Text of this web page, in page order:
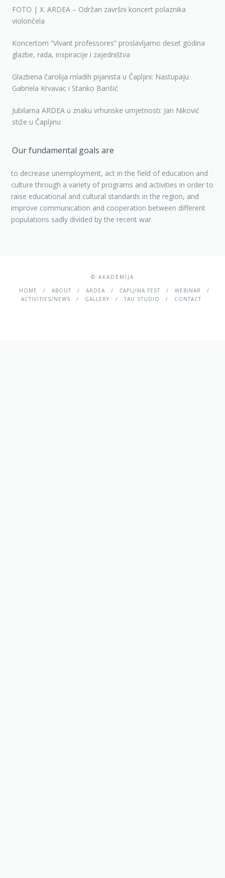
FOTO | X. ARDEA – Održan završni koncert polaznika
violončela
Koncertom “Vivant professores” proslavljamo deset godina
glazbe, rada, inspiracije i zajedništva
Glazbena čarolija mladih pijanista u Čapljini: Nastupaju
Gabriela Krvavac i Stanko Barišić
Jubilarna ARDEA u znaku vrhunske umjetnosti: Jan Niković
stiže u Čapljinu
Our fundamental goals are
to decrease unemployment, act in the field of education and
culture through a variety of programs and activities in order to
raise educational and cultural standards in the region, and
improve communication and cooperation between different
populations sadly divided by the recent war.
© AKADEMIJA
HOME
ABOUT ARDEA ČAPLJINA FEST
WEBINAR
ACTIVITIES/NEWS
GALLERY TAU STUDIO CONTACT